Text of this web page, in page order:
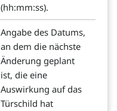
(hh:mm:ss).
Angabe des Datums,
an dem die nächste
Änderung geplant
ist, die eine
Auswirkung auf das
Türschild hat